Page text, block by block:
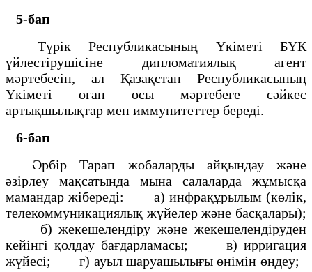
5-бап
Түрік Республикасының Үкіметі БҮК
үйлестірушісіне дипломатиялық агент
мәртебесін, ал Қазақстан Республикасының
Үкіметі оған осы мәртебеге сәйкес
артықшылықтар мен иммунитеттер береді.
6-бап
Әрбір Тарап жобаларды айқындау және
әзірлеу мақсатында мына салаларда жұмысқа
мамандар жібереді: а) инфрақұрылым (көлік,
телекоммуникациялық жүйелер және басқалары);
б) жекешелендіру және жекешелендіруден
кейінгі қолдау бағдарламасы; в) ирригация
жүйесі; г) ауыл шаруашылығы өнімін өңдеу;